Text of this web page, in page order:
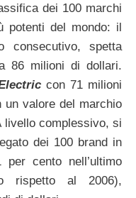
dei 100 marchi
potenti del mondo: il
consecutivo, spetta
86 milioni di dollari.
con 71 milioni
valore del marchio
livello complessivo, si
dei 100 brand in
cento nell’ultimo
rispetto al 2006),